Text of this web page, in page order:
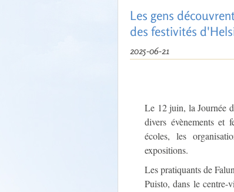
Les gens
des festivités
2025-06-21
Le 12 juin, la Journée
divers évènements et
écoles, les
expositions.
Les pratiquants de
Puisto, dans le